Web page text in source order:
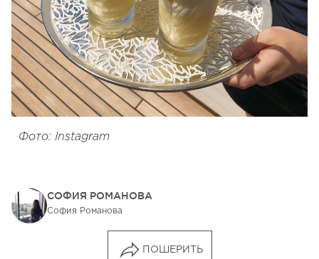
Фото: Instagram
СОФИЯ РОМАНОВА
София Романова
ПОШЕРИТЬ